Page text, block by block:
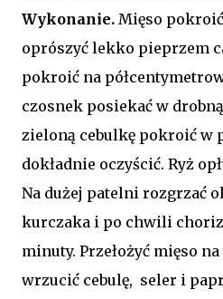
Wykonanie. Mięso
oprószyć lekko pieprzem
pokroić na
czosnek posiekać w
zieloną cebulkę pokroić w
dokładnie oczyścić. Ryż
Na dużej patelni rozgrzać
kurczaka i po chwili
minuty. Przełożyć mięso
wrzucić cebulę, seler i